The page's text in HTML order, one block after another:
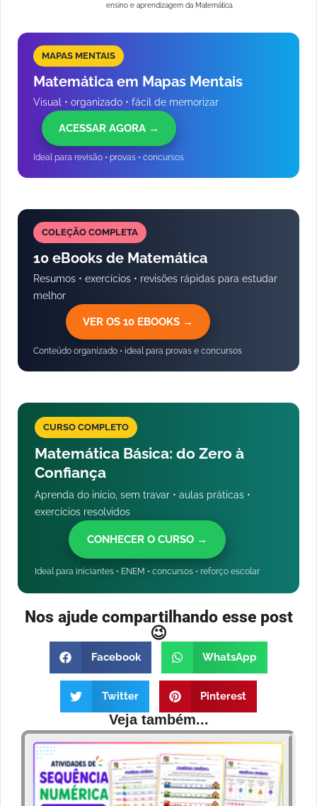
ensino e aprendizagem da Matemática.
MAPAS MENTAIS
Matemática em Mapas Mentais
Visual • organizado • fácil de memorizar
ACESSAR AGORA →
Ideal para revisão • provas • concursos
COLEÇÃO COMPLETA
10 eBooks de Matemática
Resumos • exercícios • revisões rápidas para estudar
melhor
VER OS 10 EBOOKS →
Conteúdo organizado • ideal para provas e concursos
CURSO COMPLETO
Matemática Básica: do Zero à
Confiança
Aprenda do início, sem travar • aulas práticas •
exercícios resolvidos
CONHECER O CURSO →
Ideal para iniciantes • ENEM • concursos • reforço escolar
Nos ajude compartilhando esse post
😉
Facebook WhatsApp
Twitter Pinterest
Veja também...